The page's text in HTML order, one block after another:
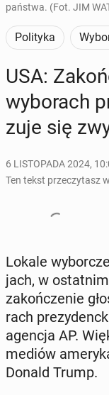
państwa. (Fot. JIM
Polityka
USA:
wy­bo­rach
zu­je się
6 LISTOPADA 2024,
Ten tekst przeczytasz
Lokale
jach, w
za­koń­cze­nie
rach
agencja AP.
mediów
Donald Trump.